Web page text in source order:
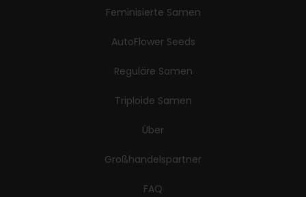
Feminisierte Samen
AutoFlower Seeds
Reguläre Samen
Triploide Samen
Über
Großhandelspartner
FAQ